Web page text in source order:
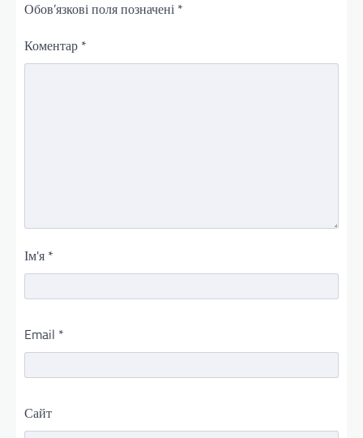
Обов’язкові поля позначені *
Коментар *
Ім'я *
Email *
Сайт